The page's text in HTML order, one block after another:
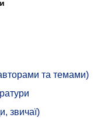
та темами)
звичаї)